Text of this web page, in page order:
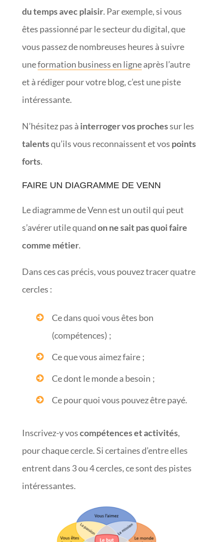
du temps avec plaisir. Par exemple, si vous
êtes passionné par le secteur du digital, que
vous passez de nombreuses heures à suivre
uneformation business en ligneaprès l’autre
et à rédiger pour votre blog, c’est une piste
intéressante.
N’hésitez pas à interroger vos prochessur les
talentsqu’ils vous reconnaissent et vos points
forts.
FAIRE UN DIAGRAMME DE VENN
Le diagramme de Venn est un outil qui peut
s’avérer utile quandon ne sait pas quoi faire
comme métier.
Dans ces cas précis, vous pouvez tracer quatre
cercles :
Ce dans quoi vous êtes bon
(compétences) ;
Ce que vous aimez faire ;
Ce dont le monde a besoin ;
Ce pour quoi vous pouvez être payé.
Inscrivez-y voscompétences et activités,
pour chaque cercle. Si certaines d’entre elles
entrent dans 3 ou 4 cercles, ce sont des pistes
intéressantes.